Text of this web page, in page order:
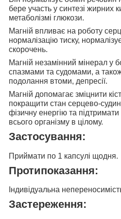
бере участь у синтезі жирних
метаболізмі глюкози.
Магній впливає на роботу
нормалізацію тиску,
скорочень.
Магній незамінний мінерал у
спазмами та судомами, а
подолання втоми, депресії.
Магній допомагає зміцнити
покращити стан серцево-
фізичну енергію та
всього організму в цілому.
Застосування:
Приймати по 1 капсулі щодня.
Протипоказання:
Індивідуальна
Застереження: